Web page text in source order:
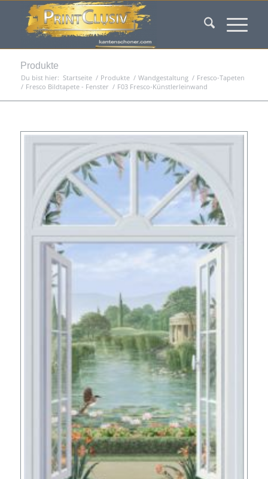
Produkte
Du bist hier: Startseite / Produkte / Wandgestaltung / Fresco-Tapeten
/ Fresco Bildtapete - Fenster / F03 Fresco-Künstlerleinwand